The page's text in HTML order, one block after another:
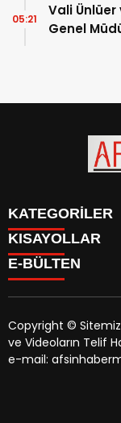
Vali Ünlüer
Genel
05:21
KATEGORİLER
SİYASET
EĞİTİM
MAGAZİN
MANŞETLER
ÖZEL HABER
KISAYOLLAR
SİYASET
EĞİTİM
KÜLTÜR SANAT
MAGAZİN
MANŞETLER
E-BÜLTEN
afsinhaber.com
duyuru ve
Copyright ©
ve Videoların Telif
e-mail: